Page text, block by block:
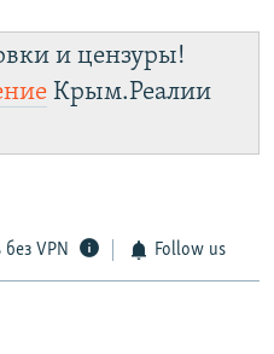
и цензуры!
Крым.Реалии
без VPN Follow us